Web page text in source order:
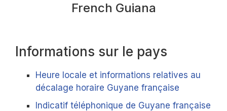
French Guiana
Informations sur le pays
Heure locale et informations relatives au
décalage horaire Guyane française
Indicatif téléphonique de Guyane française